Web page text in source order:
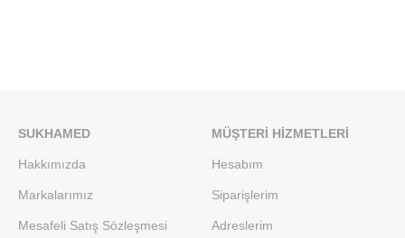
SUKHAMED
Hakkımızda
Markalarımız
Mesafeli Satış Sözleşmesi
MÜŞTERI HIZMETLERI
Hesabım
Siparişlerim
Adreslerim